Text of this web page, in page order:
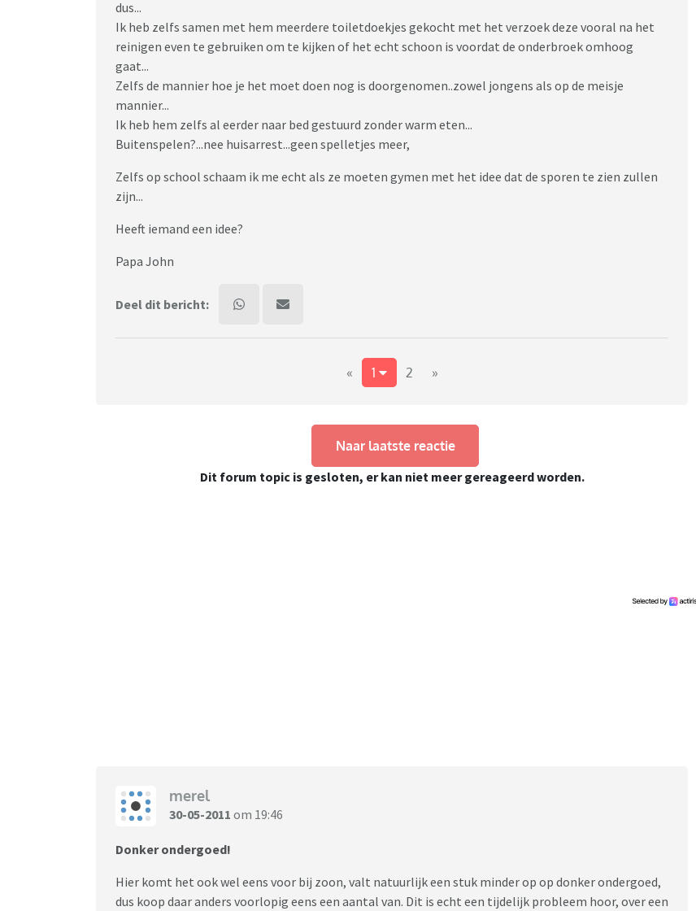
dus...
Ik heb zelfs samen met hem meerdere toiletdoekjes gekocht met het verzoek deze vooral na het
reinigen even te gebruiken om te kijken of het echt schoon is voordat de onderbroek omhoog
gaat...
Zelfs de mannier hoe je het moet doen nog is doorgenomen..zowel jongens als op de meisje
mannier...
Ik heb hem zelfs al eerder naar bed gestuurd zonder warm eten...
Buitenspelen?...nee huisarrest...geen spelletjes meer,
Zelfs op school schaam ik me echt als ze moeten gymen met het idee dat de sporen te zien zullen
zijn...
Heeft iemand een idee?
Papa John
Deel dit bericht:
« 1 2 »
Naar laatste reactie
Dit forum topic is gesloten, er kan niet meer gereageerd worden.
merel
30-05-2011 om 19:46
Donker ondergoed!
Hier komt het ook wel eens voor bij zoon, valt natuurlijk een stuk minder op op donker ondergoed,
dus koop daar anders voorlopig eens een aantal van. Dit is echt een tijdelijk probleem hoor, over een